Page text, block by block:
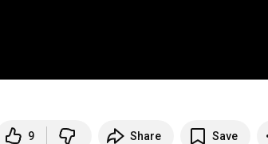
9 Share Save